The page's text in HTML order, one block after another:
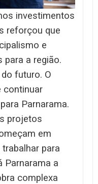
investimentos
reforçou que
e
a região.
futuro. O
continuar
Parnarama.
projetos
em
para
Parnarama a
complexa